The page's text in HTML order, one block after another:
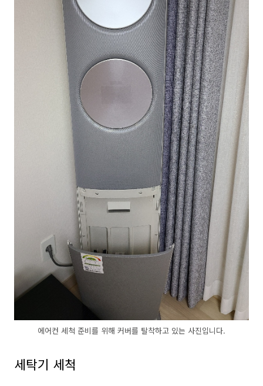
에어컨 세척 준비를 위해 커버를 탈착하고 있는 사진입니다.
세탁기 세척